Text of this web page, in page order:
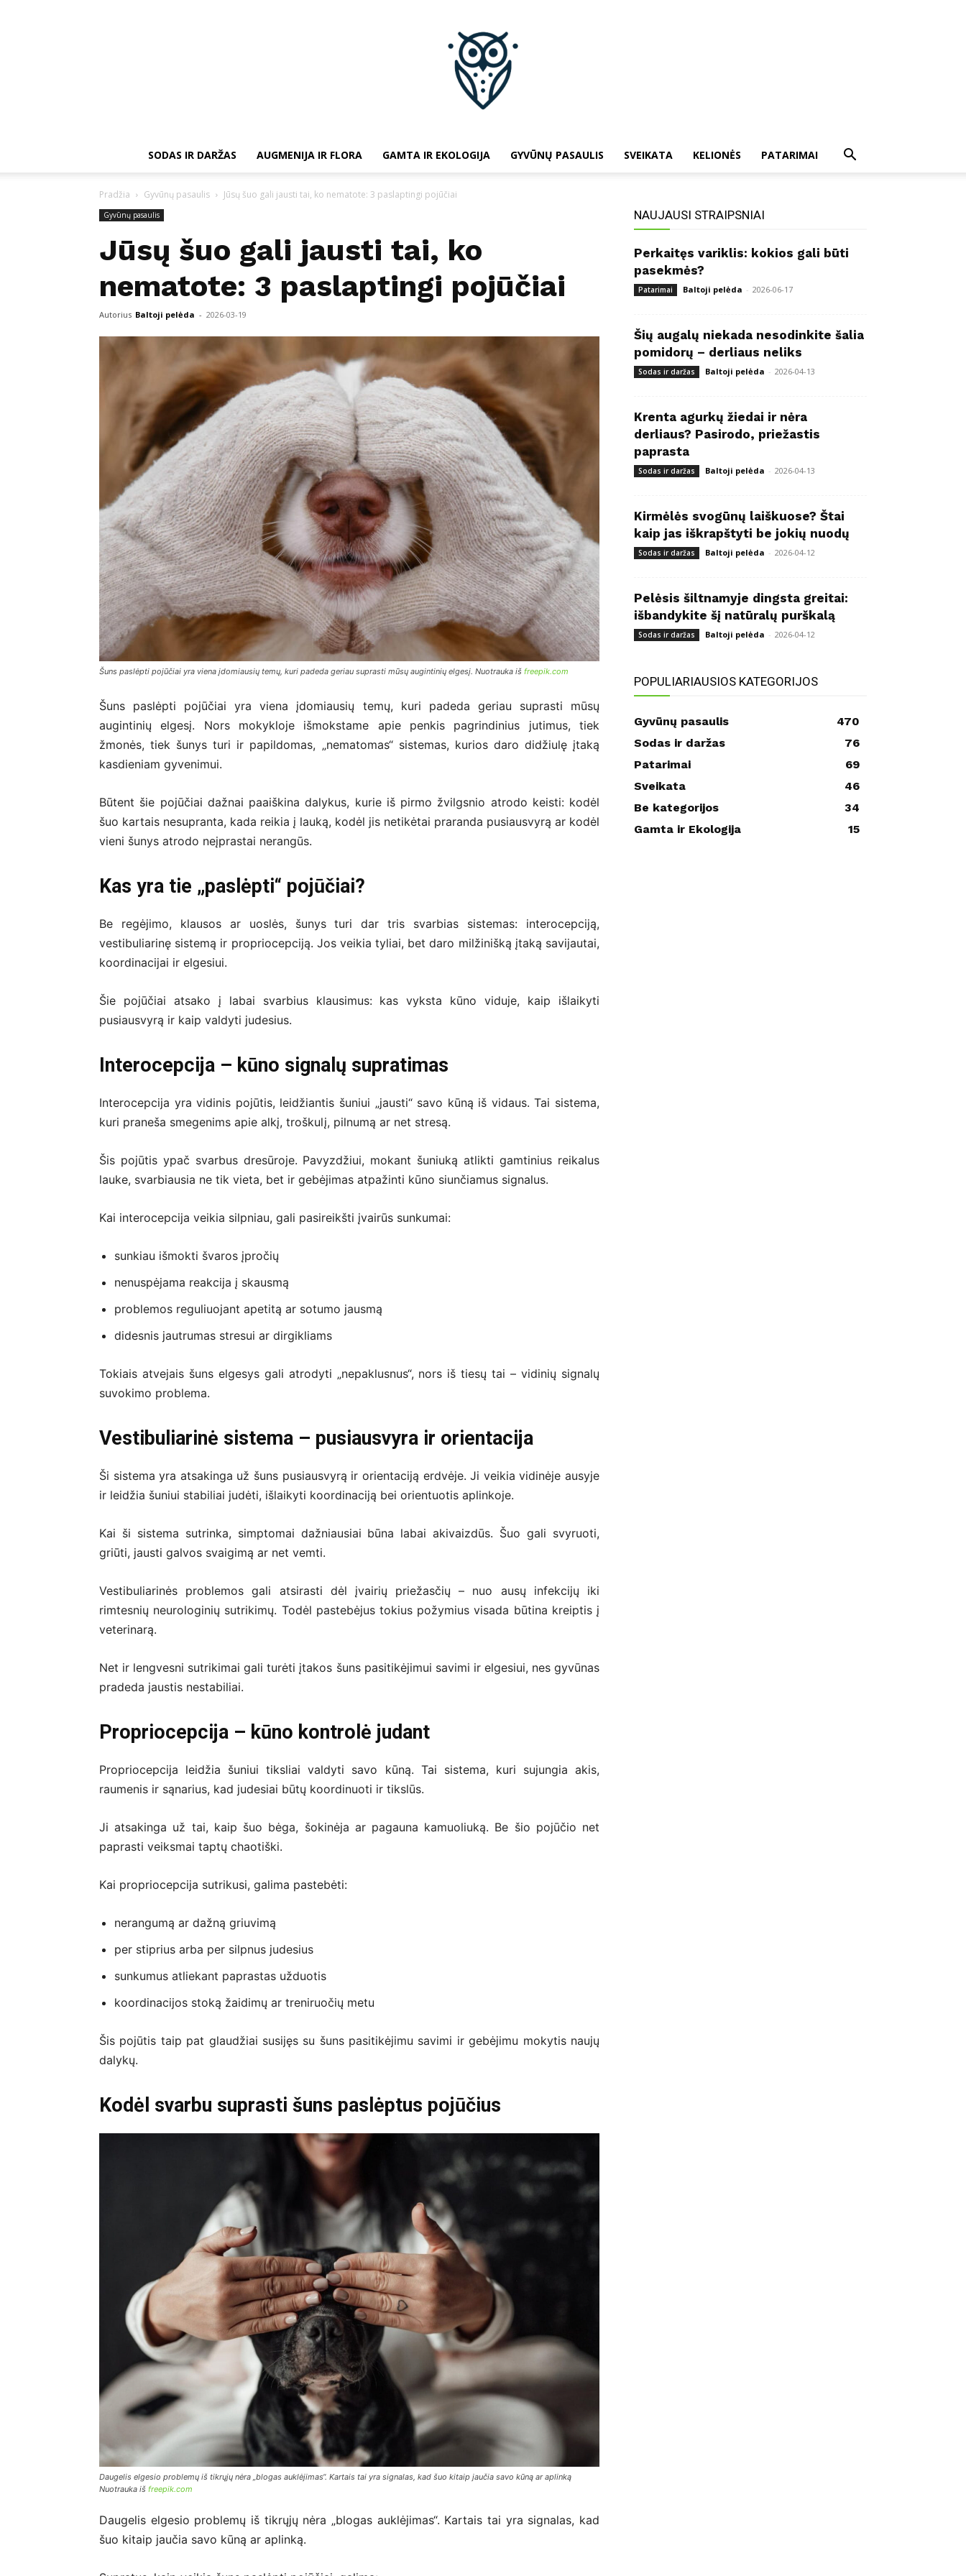
SODAS IR DARŽAS AUGMENIJA IR FLORA GAMTA IR EKOLOGIJA GYVŪNŲ PASAULIS SVEIKATA KELIONĖS PATARIMAI
Pradžia Gyvūnų pasaulis Jūsų šuo gali jausti tai, ko nematote: 3 paslaptingi pojūčiai
Gyvūnų pasaulis
Jūsų šuo gali jausti tai, ko
nematote: 3 paslaptingi pojūčiai
Autorius Baltoji pelėda - 2026-03-19
Šuns paslėpti pojūčiai yra viena įdomiausių temų, kuri padeda geriau suprasti mūsų augintinių elgesį. Nuotrauka iš freepik.com
Šuns paslėpti pojūčiai yra viena įdomiausių temų, kuri padeda geriau suprasti mūsų
augintinių elgesį. Nors mokykloje išmokstame apie penkis pagrindinius jutimus, tiek
žmonės, tiek šunys turi ir papildomas, „nematomas“ sistemas, kurios daro didžiulę įtaką
kasdieniam gyvenimui.
Būtent šie pojūčiai dažnai paaiškina dalykus, kurie iš pirmo žvilgsnio atrodo keisti: kodėl
šuo kartais nesupranta, kada reikia į lauką, kodėl jis netikėtai praranda pusiausvyrą ar kodėl
vieni šunys atrodo neįprastai nerangūs.
Kas yra tie „paslėpti“ pojūčiai?
Be regėjimo, klausos ar uoslės, šunys turi dar tris svarbias sistemas: interocepciją,
vestibuliarinę sistemą ir propriocepciją. Jos veikia tyliai, bet daro milžinišką įtaką savijautai,
koordinacijai ir elgesiui.
Šie pojūčiai atsako į labai svarbius klausimus: kas vyksta kūno viduje, kaip išlaikyti
pusiausvyrą ir kaip valdyti judesius.
Interocepcija – kūno signalų supratimas
Interocepcija yra vidinis pojūtis, leidžiantis šuniui „jausti“ savo kūną iš vidaus. Tai sistema,
kuri praneša smegenims apie alkį, troškulį, pilnumą ar net stresą.
Šis pojūtis ypač svarbus dresūroje. Pavyzdžiui, mokant šuniuką atlikti gamtinius reikalus
lauke, svarbiausia ne tik vieta, bet ir gebėjimas atpažinti kūno siunčiamus signalus.
Kai interocepcija veikia silpniau, gali pasireikšti įvairūs sunkumai:
sunkiau išmokti švaros įpročių
nenuspėjama reakcija į skausmą
problemos reguliuojant apetitą ar sotumo jausmą
didesnis jautrumas stresui ar dirgikliams
Tokiais atvejais šuns elgesys gali atrodyti „nepaklusnus“, nors iš tiesų tai – vidinių signalų
suvokimo problema.
Vestibuliarinė sistema – pusiausvyra ir orientacija
Ši sistema yra atsakinga už šuns pusiausvyrą ir orientaciją erdvėje. Ji veikia vidinėje ausyje
ir leidžia šuniui stabiliai judėti, išlaikyti koordinaciją bei orientuotis aplinkoje.
Kai ši sistema sutrinka, simptomai dažniausiai būna labai akivaizdūs. Šuo gali svyruoti,
griūti, jausti galvos svaigimą ar net vemti.
Vestibuliarinės problemos gali atsirasti dėl įvairių priežasčių – nuo ausų infekcijų iki
rimtesnių neurologinių sutrikimų. Todėl pastebėjus tokius požymius visada būtina kreiptis į
veterinarą.
Net ir lengvesni sutrikimai gali turėti įtakos šuns pasitikėjimui savimi ir elgesiui, nes gyvūnas
pradeda jaustis nestabiliai.
Propriocepcija – kūno kontrolė judant
Propriocepcija leidžia šuniui tiksliai valdyti savo kūną. Tai sistema, kuri sujungia akis,
raumenis ir sąnarius, kad judesiai būtų koordinuoti ir tikslūs.
Ji atsakinga už tai, kaip šuo bėga, šokinėja ar pagauna kamuoliuką. Be šio pojūčio net
paprasti veiksmai taptų chaotiški.
Kai propriocepcija sutrikusi, galima pastebėti:
nerangumą ar dažną griuvimą
per stiprius arba per silpnus judesius
sunkumus atliekant paprastas užduotis
koordinacijos stoką žaidimų ar treniruočių metu
Šis pojūtis taip pat glaudžiai susijęs su šuns pasitikėjimu savimi ir gebėjimu mokytis naujų
dalykų.
Kodėl svarbu suprasti šuns paslėptus pojūčius
Daugelis elgesio problemų iš tikrųjų nėra „blogas auklėjimas“. Kartais tai yra signalas, kad šuo kitaip jaučia savo kūną ar aplinką
Nuotrauka iš freepik.com
Daugelis elgesio problemų iš tikrųjų nėra „blogas auklėjimas“. Kartais tai yra signalas, kad
šuo kitaip jaučia savo kūną ar aplinką.
NAUJAUSI STRAIPSNIAI
Perkaitęs variklis: kokios gali būti
pasekmės?
Patarimai Baltoji pelėda - 2026-06-17
Šių augalų niekada nesodinkite šalia
pomidorų – derliaus neliks
Sodas ir daržas Baltoji pelėda - 2026-04-13
Krenta agurkų žiedai ir nėra
derliaus? Pasirodo, priežastis
paprasta
Sodas ir daržas Baltoji pelėda - 2026-04-13
Kirmėlės svogūnų laiškuose? Štai
kaip jas iškrapštyti be jokių nuodų
Sodas ir daržas Baltoji pelėda - 2026-04-12
Pelėsis šiltnamyje dingsta greitai:
išbandykite šį natūralų purškalą
Sodas ir daržas Baltoji pelėda - 2026-04-12
POPULIARIAUSIOS KATEGORIJOS
Gyvūnų pasaulis
470
Sodas ir daržas
76
Patarimai
69
Sveikata
46
Be kategorijos
34
Gamta ir Ekologija
15